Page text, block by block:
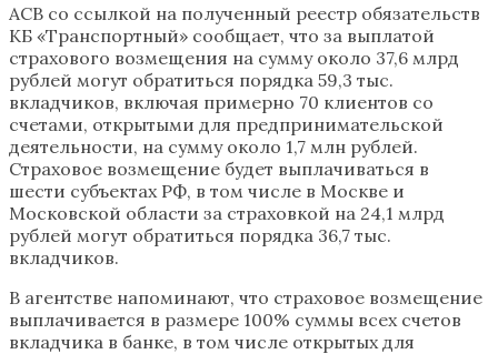
АСВ со ссылкой на полученный реестр обязательств
КБ «Транспортный» сообщает, что за выплатой
страхового возмещения на сумму около 37,6 млрд
рублей могут обратиться порядка 59,3 тыс.
вкладчиков, включая примерно 70 клиентов со
счетами, открытыми для предпринимательской
деятельности, на сумму около 1,7 млн рублей.
Страховое возмещение будет выплачиваться в
шести субъектах РФ, в том числе в Москве и
Московской области за страховкой на 24,1 млрд
рублей могут обратиться порядка 36,7 тыс.
вкладчиков.
В агентстве напоминают, что страховое возмещение
выплачивается в размере 100% суммы всех счетов
вкладчика в банке, в том числе открытых для